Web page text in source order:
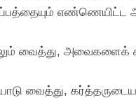
எண்ணெயிட்ட
வைத்து, அவைகளைக்
வைத்து, கர்த்தருடைய